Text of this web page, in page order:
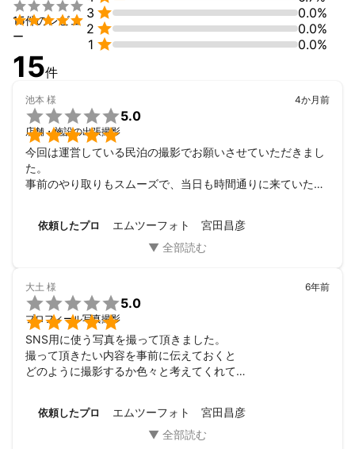
える仕事が増えました。しかし撮影する事で生き生きする自分に
今さらですが気付かされました。見た目も若作り！中身も柔らか
アタマで今でもいるつもりです。シャッターを押す喜びを日々味


15件のレビュ
ー
3 
0.0%
2 
0.0%
1  0.0%
15件
池本 様


5.0
店舗・施設の出張撮影
4か月前
今回は運営している民泊の撮影でお願いさせていただきまし
た。
事前のやり取りもスムーズで、当日も時間通りに来ていただ
出来上がりがとても楽しみです。
また機会がありましたら、次回もお願いしたいです。
依頼したプロ エムツーフォト 宮田昌彦
大土 様


5.0
プロフィール写真撮影
6年前
SNS用に使う写真を撮って頂きました。
撮って頂きたい内容を事前に伝えておくと
どのように撮影するか色々と考えてくれて
みが上手く行かないかった際も素早く再送頂くなどしていた
依頼したプロ エムツーフォト 宮田昌彦